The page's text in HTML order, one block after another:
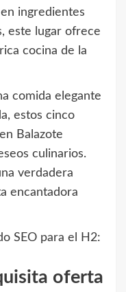
ingredientes
este lugar ofrece
cocina de la
comida elegante
estos cinco
Balazote
culinarios.
verdadera
encantadora
SEO para el H2:
oferta